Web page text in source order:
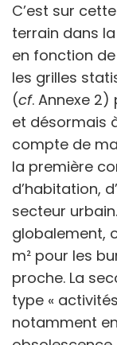
C’est sur
terrain dans
en fonction
les grilles
(cf. Annexe 2)
et désormais
compte de
la première
d’habitation,
secteur
globalement,
m² pour les
proche. La
type «
notamment